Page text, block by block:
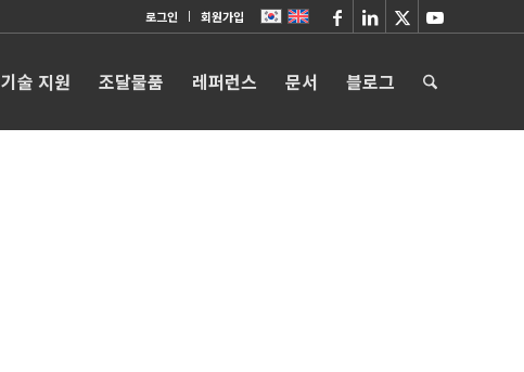
로그인 회원가입
기술 지원 조달물품 레퍼런스 문서 블로그